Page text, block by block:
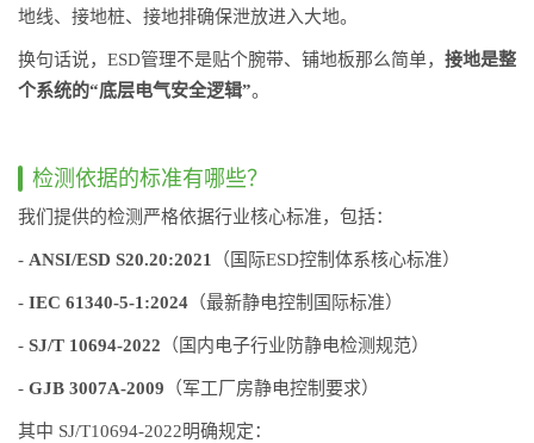
地线、接地桩、接地排确保泄放进入大地。
换句话说，ESD管理不是贴个腕带、铺地板那么简单， 接地是整
个系统的“底层电气安全逻辑”。
检测依据的标准有哪些？
我们提供的检测严格依据行业核心标准，包括：
- ANSI/ESD S20.20:2021 （国际ESD控制体系核心标准）
- IEC 61340-5-1:2024 （最新静电控制国际标准）
- SJ/T 10694-2022 （国内电子行业防静电检测规范）
- GJB 3007A-2009 （军工厂房静电控制要求）
其中 SJ/T10694-2022明确规定：